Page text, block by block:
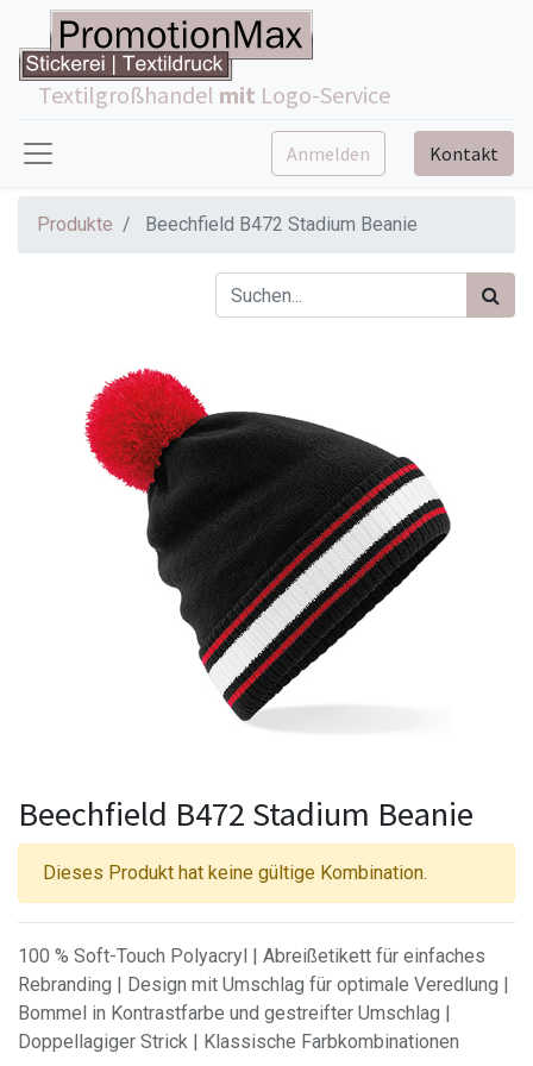
Textilgroßhandel mit Logo-Service
Anmelden Kontakt
Produkte Beechfield B472 Stadium Beanie
Beechfield B472 Stadium Beanie
Dieses Produkt hat keine gültige Kombination.
100 % Soft-Touch Polyacryl | Abreißetikett für einfaches
Rebranding | Design mit Umschlag für optimale Veredlung |
Bommel in Kontrastfarbe und gestreifter Umschlag |
Doppellagiger Strick | Klassische Farbkombinationen